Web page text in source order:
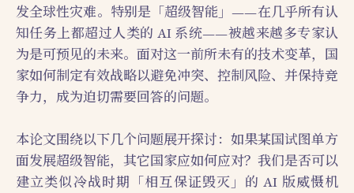
发全球性灾难。特别是「超级智能」——在几乎所有认
知任务上都超过人类的 AI 系统——被越来越多专家认
为是可预见的未来。面对这一前所未有的技术变革，国
家如何制定有效战略以避免冲突、控制风险、并保持竞
争力，成为迫切需要回答的问题。
本论文围绕以下几个问题展开探讨：如果某国试图单方
面发展超级智能，其它国家应如何应对？我们是否可以
建立类似冷战时期「相互保证毁灭」的 AI 版威慑机